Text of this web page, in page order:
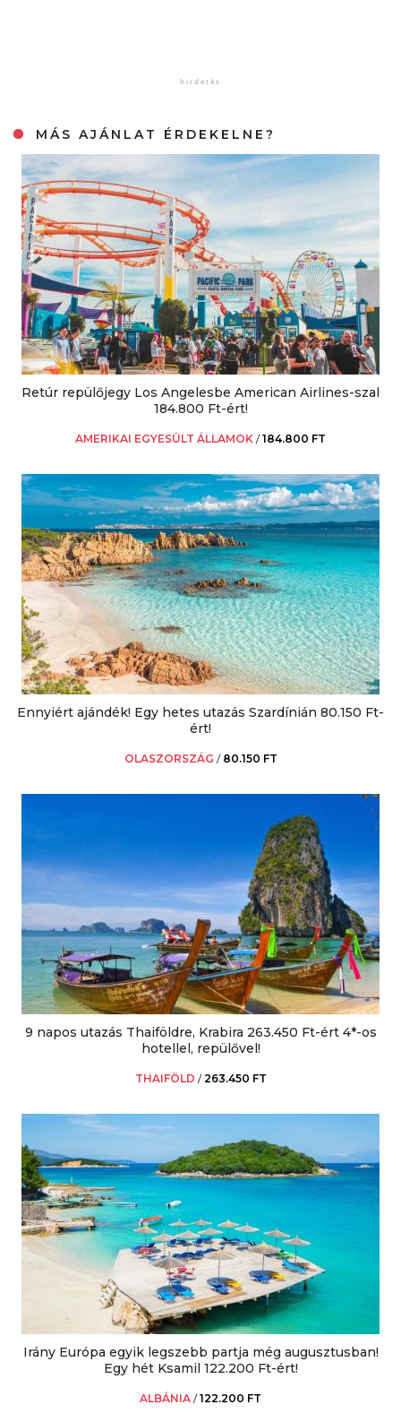
MÁS AJÁNLAT ÉRDEKELNE?
Retúr repülőjegy Los Angelesbe American Airlines-szal
184.800 Ft-ért!
AMERIKAI EGYESÜLT ÁLLAMOK /184.800 FT
Ennyiért ajándék! Egy hetes utazás Szardínián 80.150 Ft-
ért!
OLASZORSZÁG / 80.150 FT
9 napos utazás Thaiföldre, Krabira 263.450 Ft-ért 4*-os
hotellel, repülővel!
THAIFÖLD /263.450 FT
Irány Európa egyik legszebb partja még augusztusban!
Egy hét Ksamil 122.200 Ft-ért!
ALBÁNIA /122.200 FT